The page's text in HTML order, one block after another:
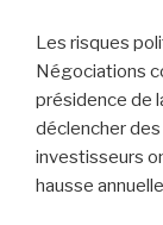
Les risques
Négociations
présidence de
déclencher
investisseurs
hausse